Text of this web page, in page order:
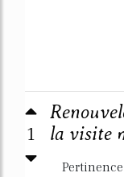
1
la visite
Pertinence